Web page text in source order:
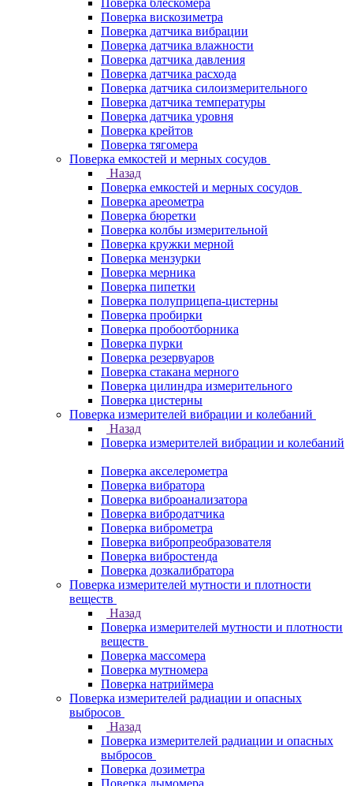
Поверка блескомера
Поверка вискозиметра
Поверка датчика вибрации
Поверка датчика влажности
Поверка датчика давления
Поверка датчика расхода
Поверка датчика силоизмерительного
Поверка датчика температуры
Поверка датчика уровня
Поверка крейтов
Поверка тягомера
Поверка емкостей и мерных сосудов
Назад
Поверка емкостей и мерных сосудов
Поверка ареометра
Поверка бюретки
Поверка колбы измерительной
Поверка кружки мерной
Поверка мензурки
Поверка мерника
Поверка пипетки
Поверка полуприцепа-цистерны
Поверка пробирки
Поверка пробоотборника
Поверка пурки
Поверка резервуаров
Поверка стакана мерного
Поверка цилиндра измерительного
Поверка цистерны
Поверка измерителей вибрации и колебаний
Назад
Поверка измерителей вибрации и колебаний
Поверка акселерометра
Поверка вибратора
Поверка виброанализатора
Поверка вибродатчика
Поверка виброметра
Поверка вибропреобразователя
Поверка вибростенда
Поверка дозкалибратора
Поверка измерителей мутности и плотности
веществ
Назад
Поверка измерителей мутности и плотности
веществ
Поверка массомера
Поверка мутномера
Поверка натриймера
Поверка измерителей радиации и опасных
выбросов
Назад
Поверка измерителей радиации и опасных
выбросов
Поверка дозиметра
Поверка дымомера